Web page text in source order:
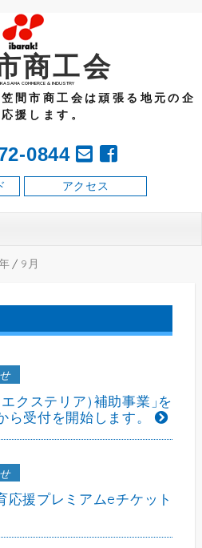
商工会
KASAMA COMMERCE & INDUSTRY
間市商工会は頑張る地元の企
援します。
0844
アクセス
9 月
エクステリア）補助事業 」を
ら受付を開始します。
応援プレミアムeチケット